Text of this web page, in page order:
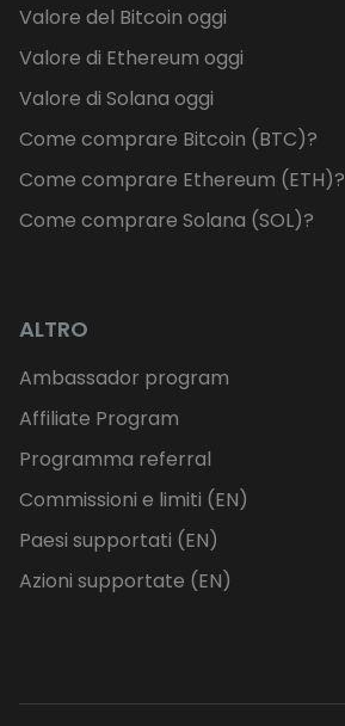
Valore del Bitcoin oggi
Valore di Ethereum oggi
Valore di Solana oggi
Come comprare Bitcoin (BTC)?
Come comprare Ethereum (ETH)?
Come comprare Solana (SOL)?
ALTRO
Ambassador program
Affiliate Program
Programma referral
Commissioni e limiti (EN)
Paesi supportati (EN)
Azioni supportate (EN)